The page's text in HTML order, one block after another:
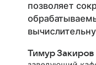
позволяет
Тимур Закиров